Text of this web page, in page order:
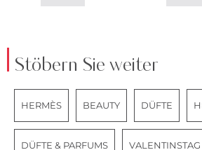
Stöbern Sie weiter
HERMÈS BEAUTY DÜFTE
DÜFTE & PARFUMS VALENTINSTAG